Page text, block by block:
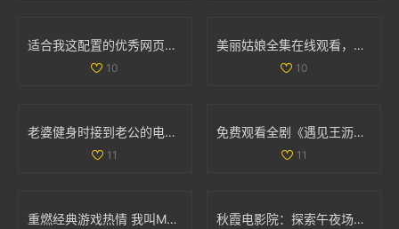
适合我这配置的优秀网页游戏和单机游戏推荐
10
美丽姑娘全集在线观看，感受不一样的青春魅力与情感故事
10
老婆健身时接到老公的电话，让人意外的瞬间分享
11
免费观看全剧《遇见王沥川》，感受深情与共鸣的故事旅程
11
重燃经典游戏热情 我叫MT的冒险之旅再启航 秋霞电影院：探索午夜场次带来的独特观影体验